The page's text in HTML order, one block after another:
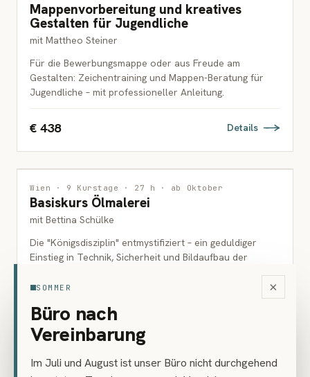
×
SOMMER
Büro nach
Vereinbarung
Im Juli und August ist unser Büro nicht durchgehend
JUGENDLICHE
Mappenvorbereitung und kreatives
Gestalten für Jugendliche
mit Mattheo Steiner
Für die Bewerbungsmappe oder aus Freude am
Gestalten: Zeichentraining und Mappen-Beratung für
Jugendliche – mit professioneller Anleitung.
€ 438 Details
MALEREI
ERWACHSENE
Wien · 9 Kurstage · 27 h · ab Oktober
Basiskurs Ölmalerei
mit Bettina Schülke
Die "Königsdisziplin" entmystifiziert – ein geduldiger
Einstieg in Technik, Sicherheit und Bildaufbau der
€ 486
MALEREI
Wien · 7 Kurstage · 21 h · ab Oktober